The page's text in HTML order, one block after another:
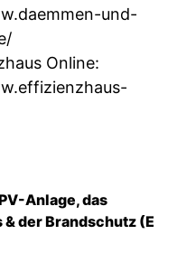
und-
Online:
Anlage, das
& der Brandschutz (E